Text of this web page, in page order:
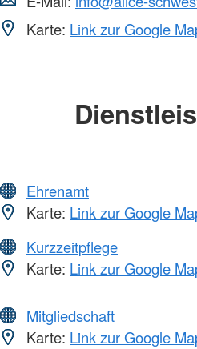
Karte: Link zur Google
Ehrenamt
Karte: Link zur Google
Kurzzeitpflege
Karte: Link zur Google
Mitgliedschaft
Karte: Link zur Google